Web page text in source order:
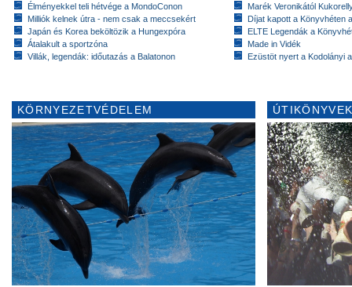
Élményekkel teli hétvége a MondoConon
Milliók kelnek útra - nem csak a meccsekért
Japán és Korea beköltözik a Hungexpóra
Átalakult a sportzóna
Villák, legendák: időutazás a Balatonon
Marék Veronikától
Díjat kapott a Könyvhéten
ELTE Legendák a
Made in Vidék
Ezüstöt nyert a Kodolányi
KÖRNYEZETVÉDELEM